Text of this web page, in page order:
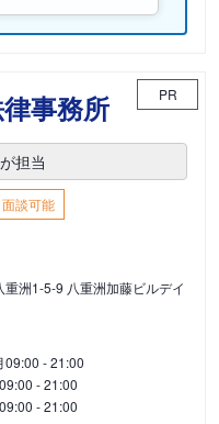
事務所 PR
担当
談可能
重洲1-5-9 八重洲加藤ビルデイ
09:00 - 21:00
09:00 - 21:00
09:00 - 21:00